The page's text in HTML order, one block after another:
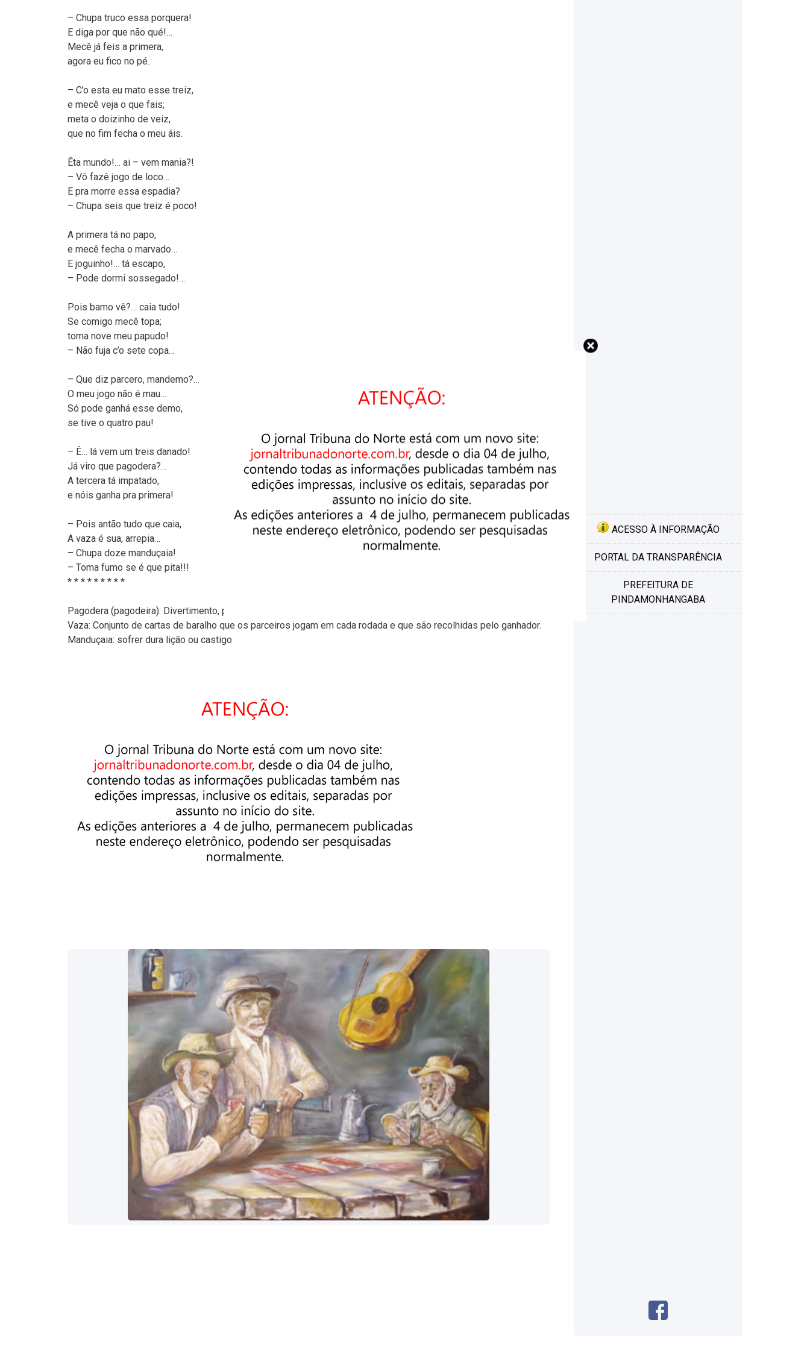
– Chupa truco essa porquera!
E diga por que não qué!…
Mecê já feis a primera,
agora eu fico no pé.
– C’o esta eu mato esse treiz,
e mecê veja o que fais;
meta o doizinho de veiz,
que no fim fecha o meu áis.
Êta mundo!… ai – vem mania?!
– Vô fazê jogo de loco…
E pra morre essa espadia?
– Chupa seis que treiz é poco!
A primera tá no papo,
e mecê fecha o marvado…
E joguinho!… tá escapo,
– Pode dormi sossegado!…
Pois bamo vê?… caia tudo!
Se comigo mecê topa;
toma nove meu papudo!
– Não fuja c’o sete copa…
– Que diz parcero, mandemo?…
O meu jogo não é mau…
Só pode ganhá esse demo,
se tive o quatro pau!
– Ê… lá vem um treis danado!
Já viro que pagodera?…
A tercera tá impatado,
e nóis ganha pra primera!
– Pois antão tudo que caia,
A vaza é sua, arrepia…
– Chupa doze manduçaia!
– Toma fumo se é que pita!!!
* * * * * * * * *
Pagodera (pagodeira): Divertimento, pagode, farra.
Vaza: Conjunto de cartas de baralho que os parceiros jogam em cada rodada e que são recolhidas pelo ganhador.
Manduçaia: sofrer dura lição ou castigo
ACESSO À INFORMAÇÃO
PORTAL DA TRANSPARÊNCIA
PREFEITURA DE
PINDAMONHANGABA